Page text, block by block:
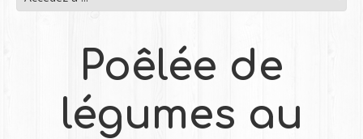
Poêlée de
légumes au